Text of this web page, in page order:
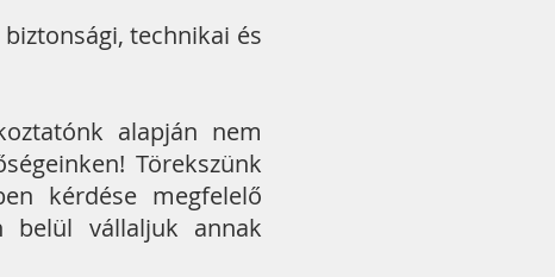
technikai és
alapján nem
Törekszünk
kérdése megfelelő
belül vállaljuk annak